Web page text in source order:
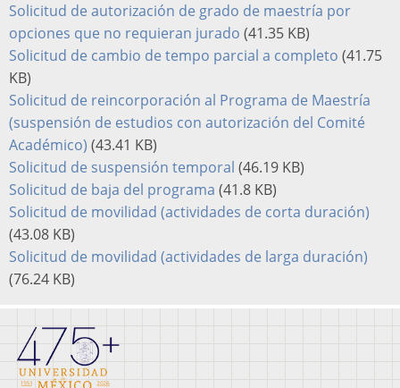
Solicitud de autorización de grado de maestría por
opciones que no requieran jurado (41.35 KB)
Solicitud de cambio de tempo parcial a completo (41.75
KB)
Solicitud de reincorporación al Programa de Maestría
(suspensión de estudios con autorización del Comité
Académico) (43.41 KB)
Solicitud de suspensión temporal (46.19 KB)
Solicitud de baja del programa (41.8 KB)
Solicitud de movilidad (actividades de corta duración)
(43.08 KB)
Solicitud de movilidad (actividades de larga duración)
(76.24 KB)